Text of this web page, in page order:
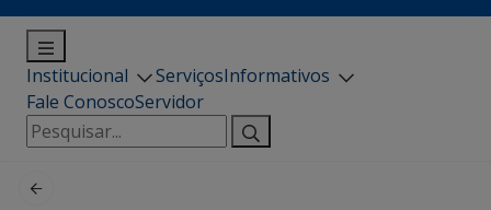
Institucional ServiçosInformativos
Fale ConoscoServidor
Pesquisar
por: